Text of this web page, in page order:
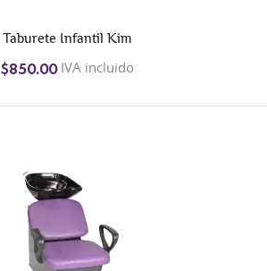
Taburete Infantil Kim
$850.00IVA incluido